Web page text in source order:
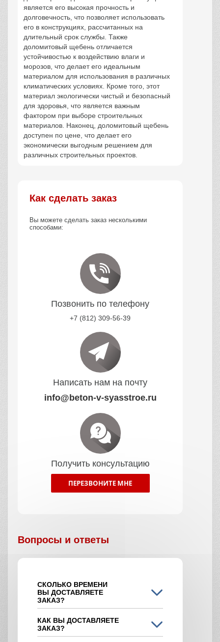
является его высокая прочность и
долговечность, что позволяет использовать
его в конструкциях, рассчитанных на
длительный срок службы. Также
доломитовый щебень отличается
устойчивостью к воздействию влаги и
морозов, что делает его идеальным
материалом для использования в различных
климатических условиях. Кроме того, этот
материал экологически чистый и безопасный
для здоровья, что является важным
фактором при выборе строительных
материалов. Наконец, доломитовый щебень
доступен по цене, что делает его
экономически выгодным решением для
различных строительных проектов.
Как сделать заказ
Вы можете сделать заказ несколькими
способами:
Позвонить по телефону
+7 (812) 309-56-39
Написать нам на почту
info@beton-v-syasstroe.ru
Получить консультацию
ПЕРЕЗВОНИТЕ МНЕ
Вопросы и ответы
СКОЛЬКО ВРЕМЕНИ
ВЫ ДОСТАВЛЯЕТЕ
ЗАКАЗ?
КАК ВЫ ДОСТАВЛЯЕТЕ
ЗАКАЗ?